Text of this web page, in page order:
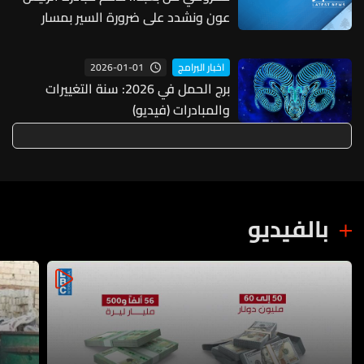
عون ونشدد على ضرورة السير بمسار
خلال الدخول في مفاوضات مباشرة مع
اسرائيل بهدف وضع حد للحرب المستمرة
اخبار البرامج 2026-01-01
برج الحمل في 2026: سنة التغييرات
والمبادرات (فيديو)
بالفيديو